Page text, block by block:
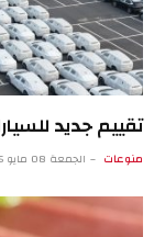
تقييم جديد
منوعات الجمعة 08 مايو 12:15 م